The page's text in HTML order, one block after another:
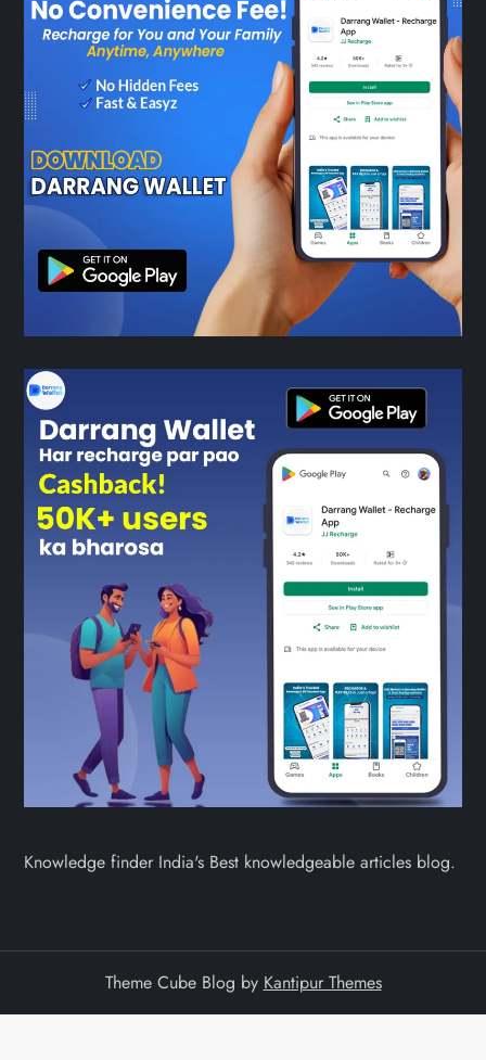
Knowledge finder India's Best knowledgeable articles blog.
Theme Cube Blog by Kantipur Themes